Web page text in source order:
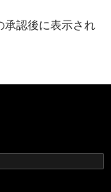
承認後に表示され